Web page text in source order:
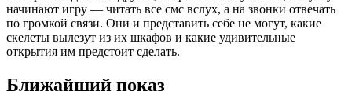
начинают игру — читать все смс вслух, а на звонки отвечать
по громкой связи. Они и представить себе не могут, какие
скелеты вылезут из их шкафов и какие удивительные
открытия им предстоит сделать.
Ближайший показ